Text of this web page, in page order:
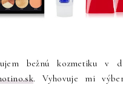
bežnú kozmetiku v
. Vyhovuje mi